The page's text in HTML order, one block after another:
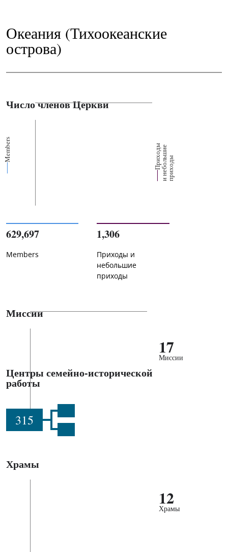
Океания (Тихоокеанские
острова)
Число членов Церкви
Members П
р
их
о
д
ы
и
н
е
б
о
ль
ш
ие
п
р
и
х
о
ды
629,697
Members
1,306
Приходы и
небольшие
приходы
Миссии
17
Миссии
Центры семейно-исторической
работы
315
Храмы
12
Храмы